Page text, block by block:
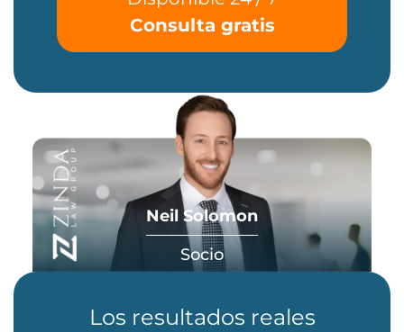
Consulta gratis
Neil Solomon
Socio
Los resultados reales